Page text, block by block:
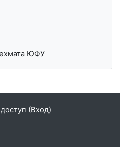
ЮФУ
(Вход)